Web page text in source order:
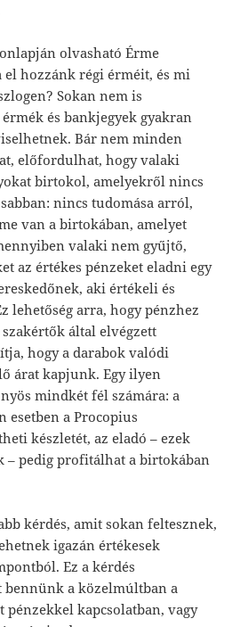
olvasható Érme
el hozzánk régi érméit, és mi
Sokan nem is
és bankjegyek gyakran
Bár nem minden
előfordulhat, hogy valaki
birtokol, amelyekről nincs
nincs tudomása arról,
van a birtokában, amelyet
valaki nem gyűjtő,
az értékes pénzeket eladni egy
aki értékeli és
lehetőség arra, hogy pénzhez
által elvégzett
hogy a darabok valódi
árat kapjunk. Egy ilyen
mindkét fél számára: a
esetben a Procopius
készletét, az eladó – ezek
– pedig profitálhat a birtokában
kérdés, amit sokan feltesznek,
igazán értékesek
Ez a kérdés
bennünk a közelmúltban a
kapcsolatban, vagy